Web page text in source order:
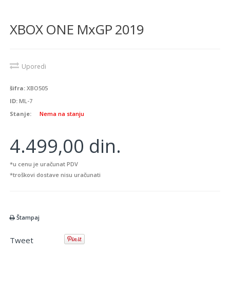
XBOX ONE MxGP 2019
Uporedi
šifra: XBO505
ID: ML-7
Stanje:
Nema na stanju
4.499,00 din.
*u cenu je uračunat PDV
*troškovi dostave nisu uračunati
Štampaj
Tweet